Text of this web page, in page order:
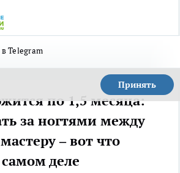
Telegram
Принять
по 1,5 месяца:
за ногтями между
– вот что
деле